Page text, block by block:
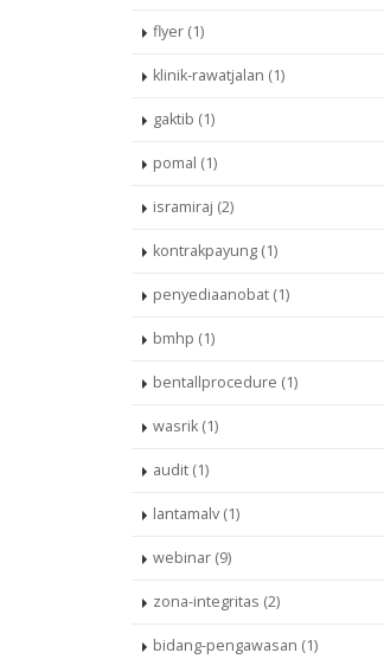
flyer (1)
klinik-rawatjalan (1)
gaktib (1)
pomal (1)
isramiraj (2)
kontrakpayung (1)
penyediaanobat (1)
bmhp (1)
bentallprocedure (1)
wasrik (1)
audit (1)
lantamalv (1)
webinar (9)
zona-integritas (2)
bidang-pengawasan (1)